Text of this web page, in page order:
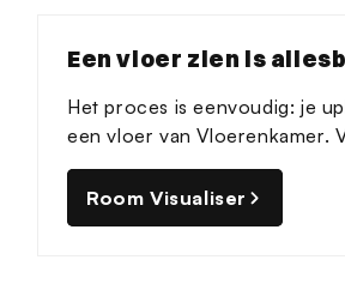
modaalEen vloer zien is
Het proces is eenvoudig: je
een vloer van Vloerenkamer.
Room Visualiser